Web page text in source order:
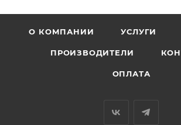
О КОМПАНИИ УСЛУГИ
ПРОИЗВОДИТЕЛИ
ОПЛАТА